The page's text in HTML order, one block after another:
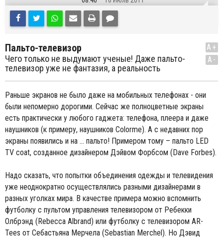
Пальто-телевизор
Чего только не выдумают ученые! Даже пальто-
телевизор уже не фантазия, а реальность
A+
A-
Раньше экранов не было даже на мобильных телефонах - они
были непомерно дорогими. Сейчас же полноцветные экраны
есть практически у любого гаджета: телефона, плеера и даже
наушников (к примеру, наушников Colorme). А с недавних пор
экраны появились и на … пальто! Примером тому – пальто LED
TV coat, созданное дизайнером Дэйвом Форбсом (Dave Forbes).
Надо сказать, что попытки объединения одежды и телевидения
уже неоднократно осуществлялись разными дизайнерами в
разных уголках мира. В качестве примера можно вспомнить
футболку с пультом управления телевизором от Ребекки
Олбрэнд (Rebecca Albrand) или футболку с телевизором AR-
Tees от Себастьяна Мерчела (Sebastian Merchel). Но Дэвид